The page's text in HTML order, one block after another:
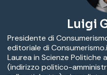
Luigi
Presidente di
editoriale di
Laurea in Scienze Politiche
(indirizzo politico-